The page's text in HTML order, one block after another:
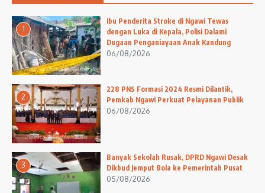
1
Ibu Penderita Stroke di Ngawi Tewas
dengan Luka di Kepala, Polisi Dalami
Dugaan Penganiayaan Anak Kandung
06/08/2026
2
228 PNS Formasi 2024 Resmi Dilantik,
Pemkab Ngawi Perkuat Pelayanan Publik
06/08/2026
3
Banyak Sekolah Rusak, DPRD Ngawi Desak
Dikbud Jemput Bola ke Pemerintah Pusat
05/08/2026